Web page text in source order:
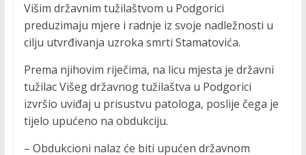
Višim državnim tužilaštvom u Podgorici
preduzimaju mjere i radnje iz svoje nadležnosti u
cilju utvrđivanja uzroka smrti Stamatovića.
Prema njihovim riječima, na licu mjesta je državni
tužilac Višeg državnog tužilaštva u Podgorici
izvršio uviđaj u prisustvu patologa, poslije čega je
tijelo upućeno na obdukciju.
– Obdukcioni nalaz će biti upućen državnom